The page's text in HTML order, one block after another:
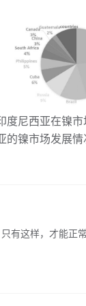
尼西亚在镍市
镍市场发展情
这样，才能正